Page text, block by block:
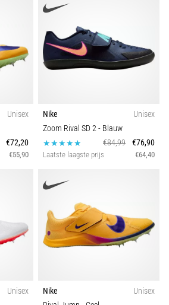
Unisex
€72,20
€55,90
Nike
Unisex
Zoom Rival SD 2- Blauw
€84,99
€76,90
Laatste laagste prijs €64,40
Unisex
Nike
Unisex